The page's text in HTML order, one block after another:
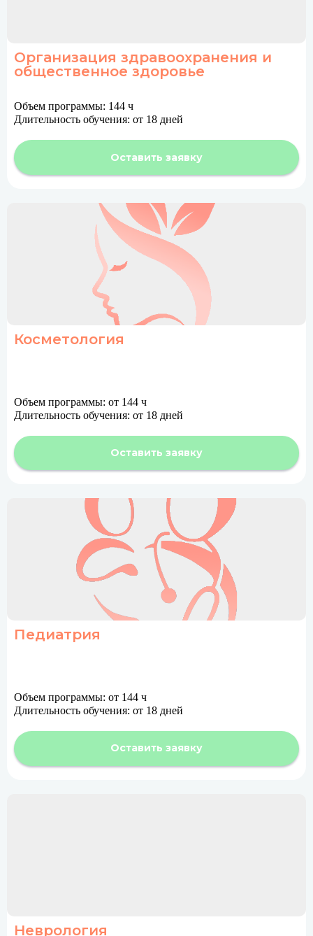
Организация здравоохранения и
общественное здоровье
Объем программы: 144 ч
Длительность обучения: от 18 дней
Оставить заявку
Косметология
Объем программы: от 144 ч
Длительность обучения: от 18 дней
Оставить заявку
Педиатрия
Объем программы: от 144 ч
Длительность обучения: от 18 дней
Оставить заявку
Неврология